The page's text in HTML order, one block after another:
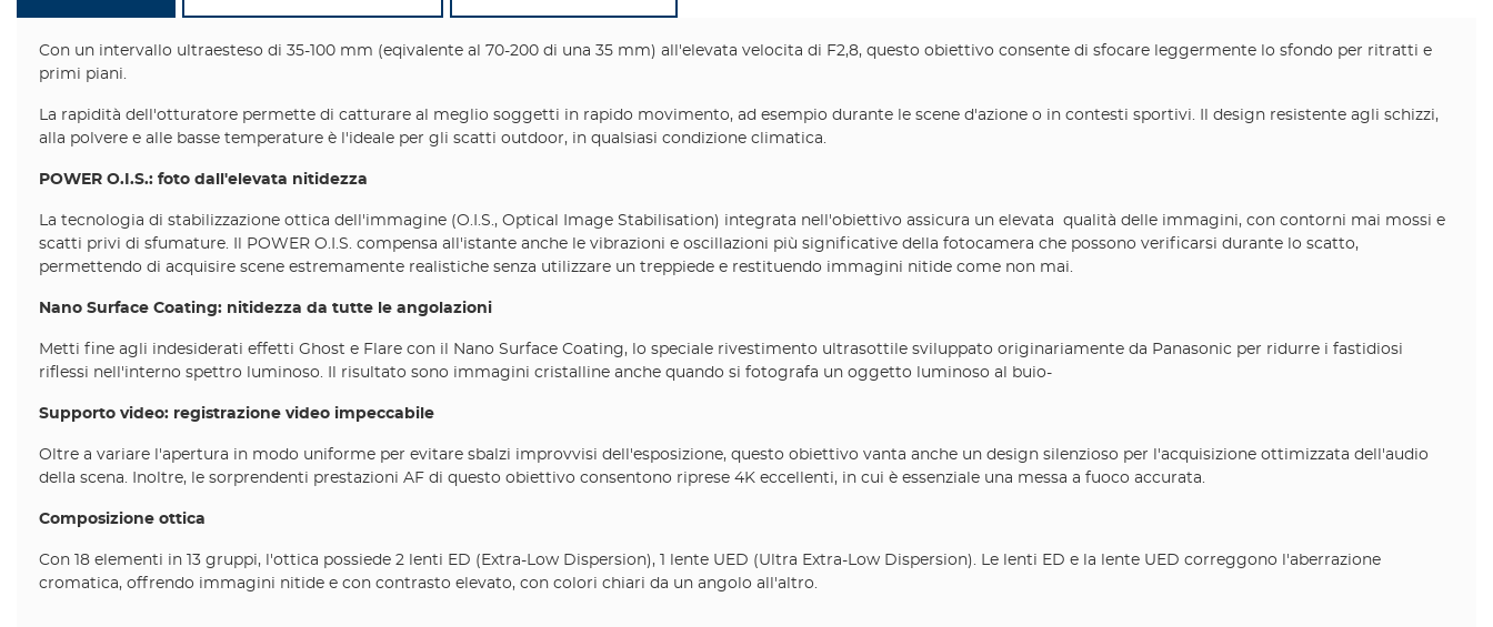
Con un intervallo ultraesteso di 35-100 mm (eqivalente al 70-200 di una 35 mm) all'elevata velocita di F2,8, questo obiettivo consente di sfocare leggermente lo sfondo per ritratti e
primi piani.
La rapidità dell'otturatore permette di catturare al meglio soggetti in rapido movimento, ad esempio durante le scene d'azione o in contesti sportivi. Il design resistente agli schizzi,
alla polvere e alle basse temperature è l'ideale per gli scatti outdoor, in qualsiasi condizione climatica.
POWER O.I.S.: foto dall'elevata nitidezza
La tecnologia di stabilizzazione ottica dell'immagine (O.I.S., Optical Image Stabilisation) integrata nell'obiettivo assicura un elevata qualità delle immagini, con contorni mai mossi e
scatti privi di sfumature. Il POWER O.I.S. compensa all'istante anche le vibrazioni e oscillazioni più significative della fotocamera che possono verificarsi durante lo scatto,
permettendo di acquisire scene estremamente realistiche senza utilizzare un treppiede e restituendo immagini nitide come non mai.
Nano Surface Coating: nitidezza da tutte le angolazioni
Metti fine agli indesiderati effetti Ghost e Flare con il Nano Surface Coating, lo speciale rivestimento ultrasottile sviluppato originariamente da Panasonic per ridurre i fastidiosi
riflessi nell'interno spettro luminoso. Il risultato sono immagini cristalline anche quando si fotografa un oggetto luminoso al buio-
Supporto video: registrazione video impeccabile
Oltre a variare l'apertura in modo uniforme per evitare sbalzi improvvisi dell'esposizione, questo obiettivo vanta anche un design silenzioso per l'acquisizione ottimizzata dell'audio
della scena. Inoltre, le sorprendenti prestazioni AF di questo obiettivo consentono riprese 4K eccellenti, in cui è essenziale una messa a fuoco accurata.
Composizione ottica
Con 18 elementi in 13 gruppi, l'ottica possiede 2 lenti ED (Extra-Low Dispersion), 1 lente UED (Ultra Extra-Low Dispersion). Le lenti ED e la lente UED correggono l'aberrazione
cromatica, offrendo immagini nitide e con contrasto elevato, con colori chiari da un angolo all'altro.